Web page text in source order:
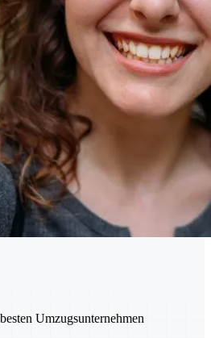
Umzugsunternehmen